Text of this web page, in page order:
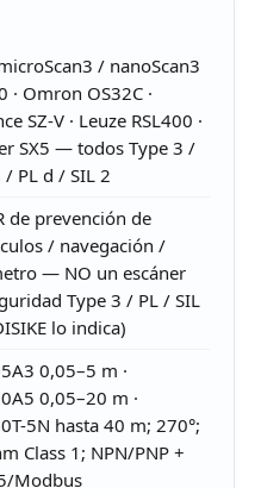
/ nanoScan3
· Omron OS32C ·
SZ-V · Leuze RSL400 ·
SX5 — todos Type 3 /
/ PL d / SIL 2
de prevención de
/ navegación /
— NO un escáner
Type 3 / PL / SIL
lo indica)
0,05–5 m ·
0,05–20 m ·
5N hasta 40 m; 270°;
Class 1; NPN/PNP +
Modbus